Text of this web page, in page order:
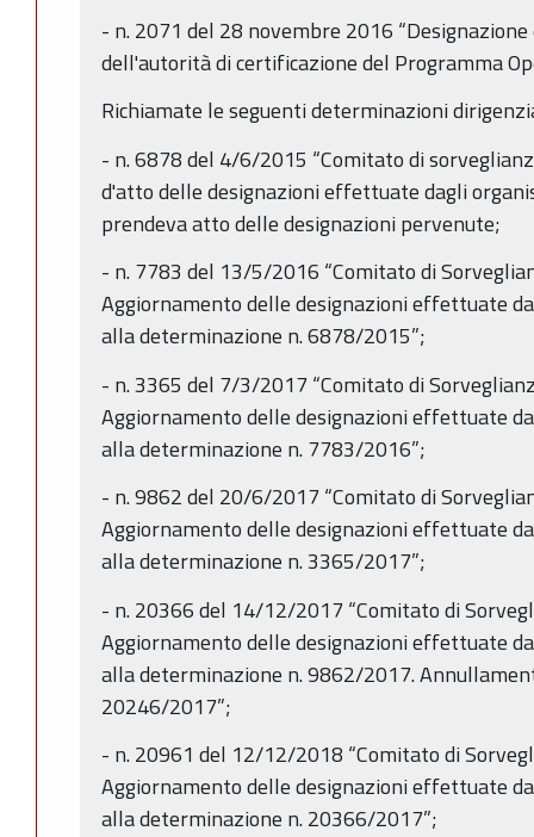
- n. 2071 del 28 novembre 2016
dell'autorità di certificazione del Programma
Richiamate le seguenti determinazioni
- n. 6878 del 4/6/2015 “Comitato di
d'atto delle designazioni effettuate dagli
prendeva atto delle designazioni pervenute;
- n. 7783 del 13/5/2016 “Comitato di
Aggiornamento delle designazioni effettuate
alla determinazione n. 6878/2015”;
- n. 3365 del 7/3/2017 “Comitato di
Aggiornamento delle designazioni effettuate
alla determinazione n. 7783/2016”;
- n. 9862 del 20/6/2017 “Comitato di
Aggiornamento delle designazioni effettuate
alla determinazione n. 3365/2017”;
- n. 20366 del 14/12/2017 “Comitato di
Aggiornamento delle designazioni effettuate
alla determinazione n. 9862/2017.
20246/2017”;
- n. 20961 del 12/12/2018 “Comitato di
Aggiornamento delle designazioni effettuate
alla determinazione n. 20366/2017”;